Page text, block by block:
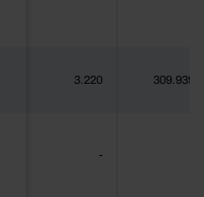
3.220 309.939
-